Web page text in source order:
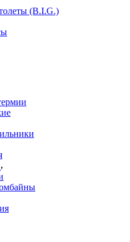
(B.I.G.)